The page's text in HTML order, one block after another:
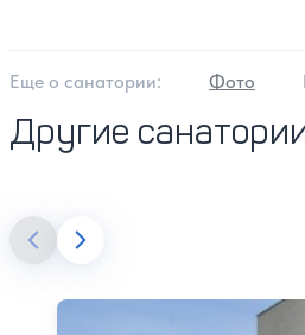
Еще о cанатории: Фото
Другие
Санаторий Нижние Серги